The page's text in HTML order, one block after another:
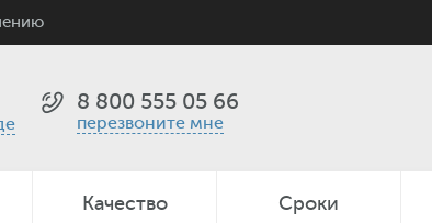
8 800 555 05 66
перезвоните мне
Качество Сроки